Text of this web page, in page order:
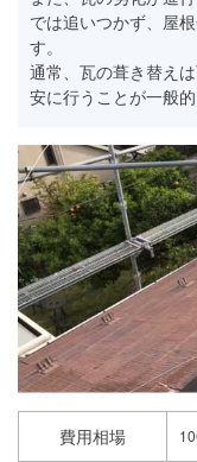
では追いつかず、屋
す。
通常、瓦の葺き替え
安に行うことが一般的
費用相場